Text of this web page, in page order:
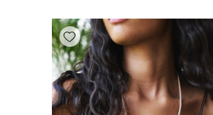
Add wishlist